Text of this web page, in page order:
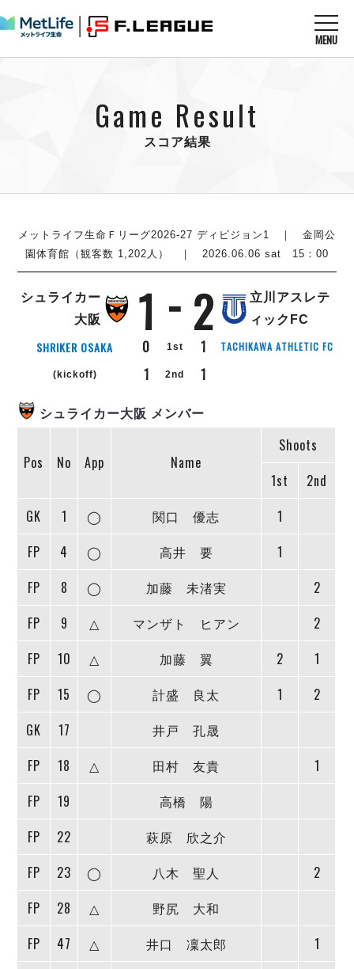
MENU
すべてのニュース
U-23選抜
チケット
メディア情報
その他
試合を観る MATCHES
順位表
戦績表
警告・退場・出場停止選手
個人ランキング｜ゴール
個人ランキング｜シュート
個人ランキング｜シュート成功率
メットライフ生命Ｆ２リーグ
順位表
警告・退場・出場停止選手
個人ランキング｜シュート
個人ランキング｜第2PK
メットライフ生命Ｆリーグカップ 2026
大会概要
アリーナ情報
過去の記録
エスポラーダ北海道
バルドラール浦安
フウガドールすみだ
立川アスレティックFC
ペスカドーラ町田
ボアルース長野
シュライカー大阪
メットライフ生命Ｆ２リーグ
ヴォスクオーレ仙台
リガーレヴィア葛飾
Y．S．C．C．横浜
ヴィンセドール白山
アグレミーナ浜松
ポルセイド浜田
ミラクルスマイル新居浜
チケットを買う TICKET
アリーナ情報 ARENA
リーグ概要 ABOUT US
リーグ概要
大会概要
クラブライセンス関連
過去の記録 ARCHIVE
過去の試合記録
ディビジョン2 試合記録
Ｆリーグカップ 試合記録
リーグ統計データ
記念ゴール
担当審判員
選手の通算記録（Ｆ１）
バルドラール浦安
フウガドールすみだ
立川アスレティックFC
湘南ベルマーレ
ボアルース長野
シュライカー大阪
プロジェクト PROJECT
ABeam AWARD
DIVISION 02
FOLLOW US!
Game Result
スコア結果
メットライフ生命Ｆリーグ2026-27 ディビジョン1
｜ 金岡公
園体育館（観客数 1,202人） ｜ 2026.06.06 sat 15：00
シュライカー
大阪
1 2
立川アスレテ
ィックFC
SHRIKER OSAKA 0 1st 1 TACHIKAWA ATHLETIC FC
(kickoff) 1 2nd
1
シュライカー大阪 メンバー
Pos No App Name
Shoots
1st
2nd
GK
1 ◯ 関口 優志
1
FP
4 ◯ 高井 要
1
FP
8 ◯ 加藤 未渚実
2
FP
9 △ マンザト ヒアン
2
FP
10 △ 加藤 翼 2
1
FP
15 ◯ 計盛 良太 1
2
GK
17
井戸 孔晟
FP
18 △ 田村 友貴
1
FP
19
高橋 陽
FP
22
萩原 欣之介
FP
23 ◯ 八木 聖人
2
FP
28 △
野尻 大和
FP
47 △ 井口 凜太郎
1